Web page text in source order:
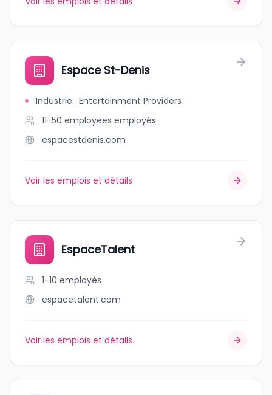
Espace St-Denis
Industrie: Entertainment Providers
11-50 employees employés
espacestdenis.com
Voir les emplois et détails
EspaceTalent
1-10 employés
espacetalent.com
Voir les emplois et détails